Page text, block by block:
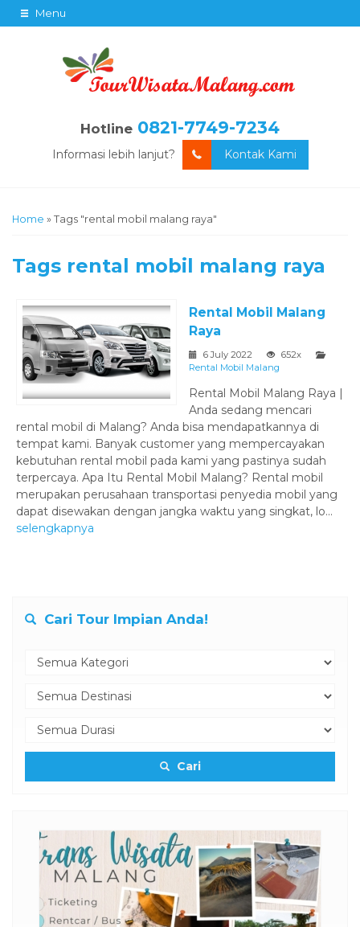
Menu
Hotline 0821-7749-7234
Informasi lebih lanjut? Kontak Kami
Home » Tags "rental mobil malang raya"
Tags rental mobil malang raya
Rental Mobil Malang
Raya
6 July 2022
652x
Rental Mobil Malang
Rental Mobil Malang Raya |
Anda sedang mencari
rental mobil di Malang? Anda bisa mendapatkannya di
tempat kami. Banyak customer yang mempercayakan
kebutuhan rental mobil pada kami yang pastinya sudah
terpercaya. Apa Itu Rental Mobil Malang? Rental mobil
merupakan perusahaan transportasi penyedia mobil yang
dapat disewakan dengan jangka waktu yang singkat, lo...
selengkapnya
Cari Tour Impian Anda!
Cari